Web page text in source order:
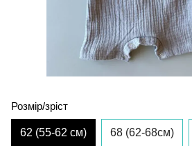
Розмір/зріст
62 (55-62 см) 68 (62-68см)